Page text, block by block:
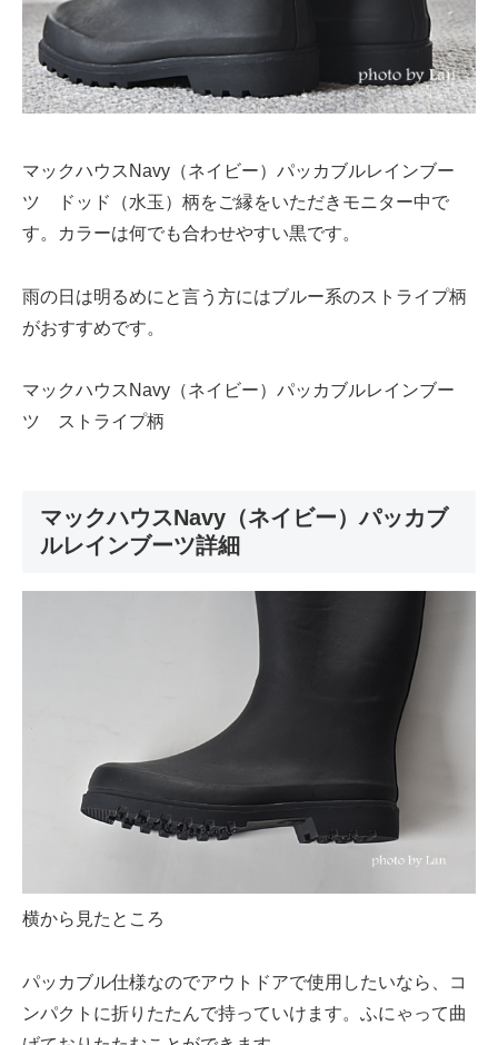
マックハウスNavy（ネイビー）パッカブルレインブー
ツ ドッド（水玉）柄をご縁をいただきモニター中で
す。カラーは何でも合わせやすい黒です。
雨の日は明るめにと言う方にはブルー系のストライプ柄
がおすすめです。
マックハウスNavy（ネイビー）パッカブルレインブー
ツ ストライプ柄
マックハウスNavy（ネイビー）パッカブ
ルレインブーツ詳細
横から見たところ
パッカブル仕様なのでアウトドアで使用したいなら、コ
ンパクトに折りたたんで持っていけます。ふにゃって曲